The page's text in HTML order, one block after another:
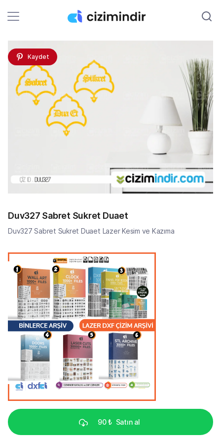
Kaydet
Duv327 Sabret Sukret Duaet
Duv327 Sabret Sukret Duaet Lazer Kesim ve Kazıma
90 ₺ Satın al